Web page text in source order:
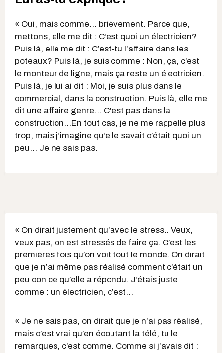
« Oui, mais comme… brièvement. Parce que,
mettons, elle me dit : C’est quoi un électricien?
Puis là, elle me dit : C’est-tu l’affaire dans les
poteaux? Puis là, je suis comme : Non, ça, c’est
le monteur de ligne, mais ça reste un électricien.
Puis là, je lui ai dit : Moi, je suis plus dans le
commercial, dans la construction. Puis là, elle me
dit une affaire genre… C'est pas dans la
construction...En tout cas, je ne me rappelle plus
trop, mais j’imagine qu’elle savait c’était quoi un
peu… Je ne sais pas.
« On dirait justement qu’avec le stress.. Veux,
veux pas, on est stressés de faire ça. C’est les
premières fois qu’on voit tout le monde. On dirait
que je n’ai même pas réalisé comment c’était un
peu con ce qu’elle a répondu. J’étais juste
comme : un électricien, c’est…
« Je ne sais pas, on dirait que je n’ai pas réalisé,
mais c’est vrai qu’en écoutant la télé, tu le
remarques, c’est comme. Comme si j’avais dit :